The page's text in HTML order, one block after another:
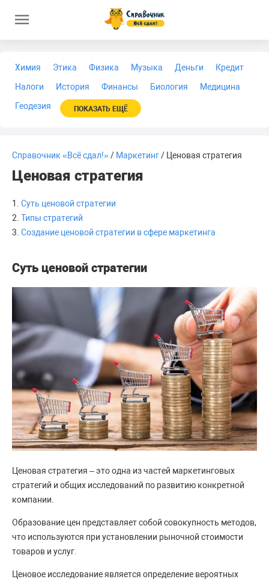
Химия Этика Физика Музыка Деньги
Кредит
Налоги
История Финансы Биология
Медицина
Геодезия
ПОКАЗАТЬ ЕЩЁ
Справочник «Всё сдал!»/ Маркетинг/ Ценовая стратегия
Ценовая стратегия
1. Суть ценовой стратегии
2. Типы стратегий
3. Создание ценовой стратегии в сфере маркетинга
Суть ценовой стратегии
Ценовая стратегия – это одна из частей маркетинговых
стратегий и общих исследований по развитию конкретной
компании.
Образование цен представляет собой совокупность методов,
что используются при установлении рыночной стоимости
товаров и услуг.
Ценовое исследование является определение вероятных